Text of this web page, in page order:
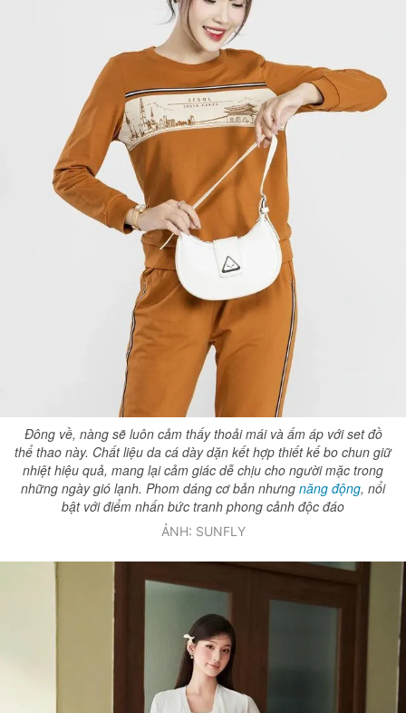
Đông về, nàng sẽ luôn cảm thấy thoải mái và ấm áp với set đồ
thể thao này. Chất liệu da cá dày dặn kết hợp thiết kế bo chun giữ
nhiệt hiệu quả, mang lại cảm giác dễ chịu cho người mặc trong
những ngày gió lạnh. Phom dáng cơ bản nhưng năng động, nổi
bật với điểm nhấn bức tranh phong cảnh độc đáo
ẢNH: SUNFLY